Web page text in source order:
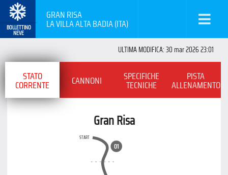
BOLLETTINO
NEVE
GRAN RISA
LA VILLA ALTA BADIA (ITA)
ULTIMA MODIFICA: 30 mar 2026 23:01
STATO
CORRENTE CANNONI SPECIFICHE
TECNICHE
PISTA
ALLENAMENTO
Gran Risa